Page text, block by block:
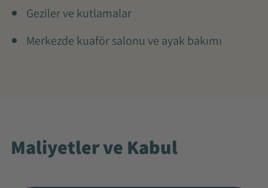
Geziler ve kutlamalar
Merkezde kuaför salonu ve ayak bakımı
Maliyetler ve Kabul